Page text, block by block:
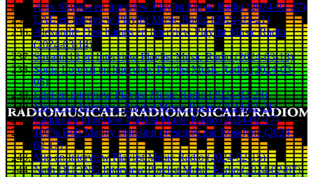
Alex Skydda en Interview Playlist Music Radio (2024-03-27)
LAË en Interview Playlist Music Radio (2024-03-21)
Alexandre Deschamps en Interview Playlist Music Radio
(2024-03-14)
Streams13 en Interview Playlist Music Radio (2024-03-13)
Sonia Lorenzi en Interview Playlist Music Radio (2024-03-
05)
Edel en Interview Playlist Music Radio (2024-02-28)
Maryo en Interview Playlist Music Radio (2024-02-21)
Calima en Interview Playlist Music Radio (2024-02-17)
100% Bob Marley émission présentée par Roselyne (2024-
02-17)
Mio en Interview Playlist Music Radio (2024-02-15)
Nath DUONG Interview Playlist Music Radio (2024-02-07)